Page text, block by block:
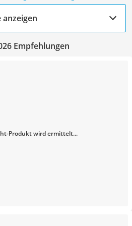
anzeigen
Empfehlungen
Produkt wird ermittelt...